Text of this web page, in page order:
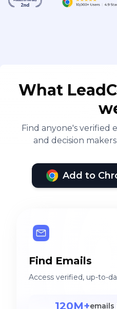
What
Find anyone's verified
and decision
Add to
Find Emails
Access verified, up-to-
120M+